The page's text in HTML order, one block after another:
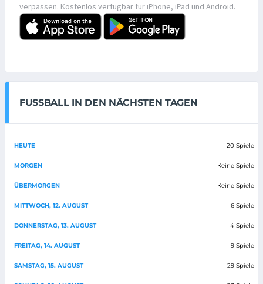
verpassen. Kostenlos verfügbar für iPhone, iPad und Android.
FUSSBALL IN DEN NÄCHSTEN TAGEN
HEUTE 20 Spiele
MORGEN Keine Spiele
ÜBERMORGEN Keine Spiele
MITTWOCH, 12. AUGUST 6 Spiele
DONNERSTAG, 13. AUGUST 4 Spiele
FREITAG, 14. AUGUST 9 Spiele
SAMSTAG, 15. AUGUST 29 Spiele